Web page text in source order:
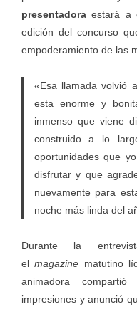
presentadora estará a
edición del concurso
empoderamiento de las
«Esa llamada volvió
esta enorme y
inmenso que viene
construido a lo
oportunidades que
disfrutar y que
nuevamente para
noche más linda del
Durante la
elmagazine matutino
animadora
impresiones y anunció